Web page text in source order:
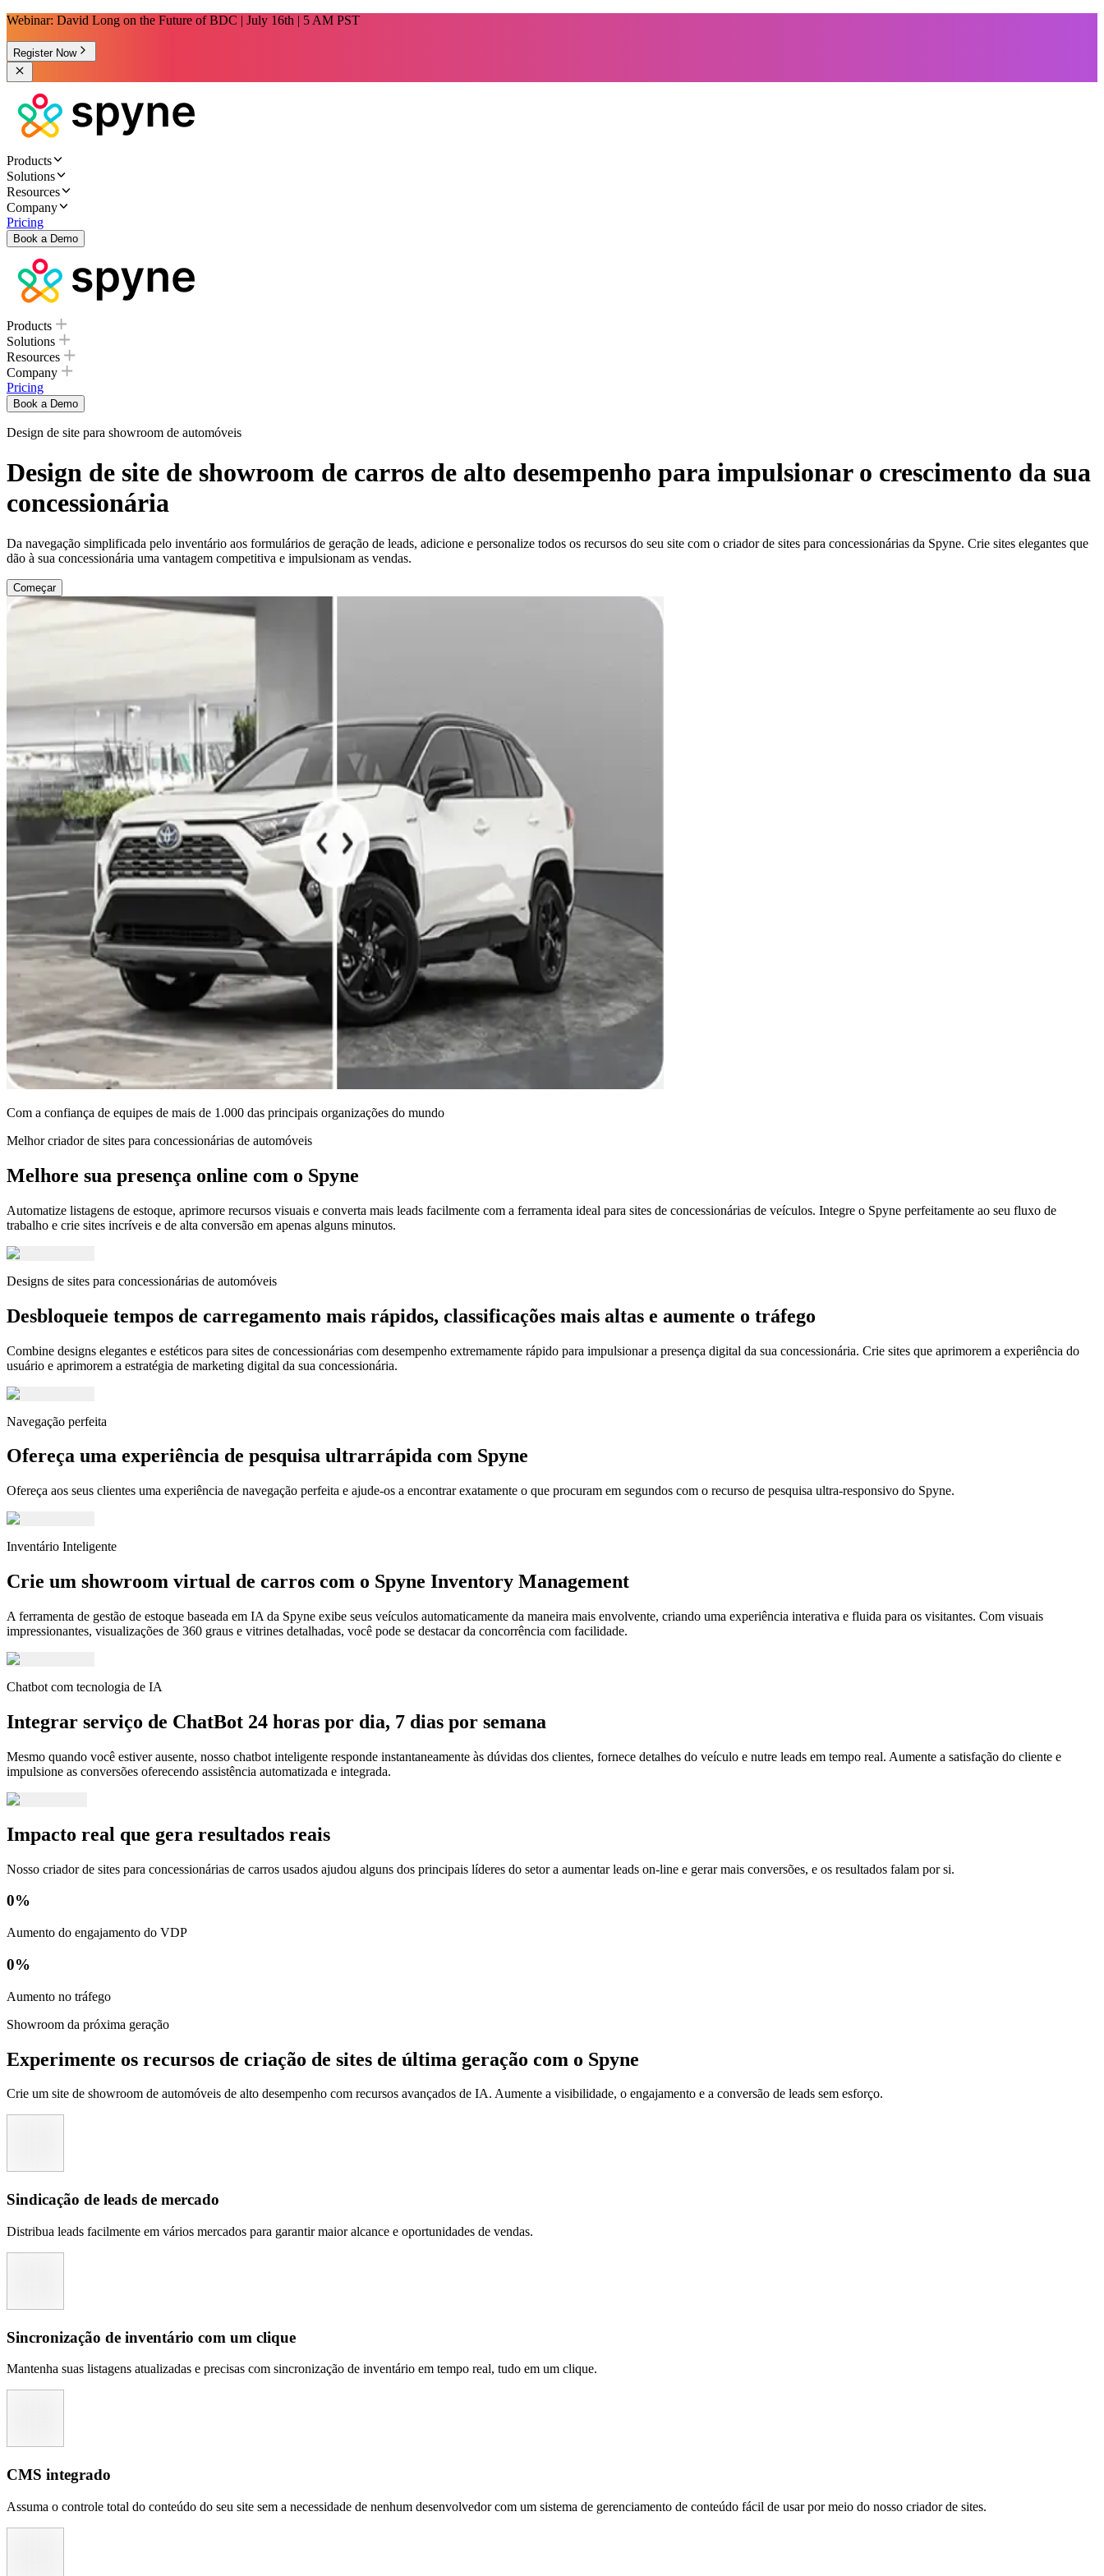
Webinar: David Long on the Future of BDC | July 16th | 5 AM PST
Register Now
Products
Solutions
Resources
Company
Pricing
Book a Demo
Products
Solutions
Resources
Company
Pricing
Book a Demo
Design de site para showroom de automóveis
Design de site de showroom de carros de alto desempenho para impulsionar o crescimento da sua
concessionária
Da navegação simplificada pelo inventário aos formulários de geração de leads, adicione e personalize todos os recursos do seu site com o criador de sites para concessionárias da Spyne. Crie sites elegantes que
dão à sua concessionária uma vantagem competitiva e impulsionam as vendas.
Começar
Com a confiança de equipes de mais de 1.000 das principais organizações do mundo
Melhor criador de sites para concessionárias de automóveis
Melhore sua presença online com o Spyne
Automatize listagens de estoque, aprimore recursos visuais e converta mais leads facilmente com a ferramenta ideal para sites de concessionárias de veículos. Integre o Spyne perfeitamente ao seu fluxo de
trabalho e crie sites incríveis e de alta conversão em apenas alguns minutos.
Designs de sites para concessionárias de automóveis
Desbloqueie tempos de carregamento mais rápidos, classificações mais altas e aumente o tráfego
Combine designs elegantes e estéticos para sites de concessionárias com desempenho extremamente rápido para impulsionar a presença digital da sua concessionária. Crie sites que aprimorem a experiência do
usuário e aprimorem a estratégia de marketing digital da sua concessionária.
Navegação perfeita
Ofereça uma experiência de pesquisa ultrarrápida com Spyne
Ofereça aos seus clientes uma experiência de navegação perfeita e ajude-os a encontrar exatamente o que procuram em segundos com o recurso de pesquisa ultra-responsivo do Spyne.
Inventário Inteligente
Crie um showroom virtual de carros com o Spyne Inventory Management
A ferramenta de gestão de estoque baseada em IA da Spyne exibe seus veículos automaticamente da maneira mais envolvente, criando uma experiência interativa e fluida para os visitantes. Com visuais
impressionantes, visualizações de 360 ​​graus e vitrines detalhadas, você pode se destacar da concorrência com facilidade.
Chatbot com tecnologia de IA
Integrar serviço de ChatBot 24 horas por dia, 7 dias por semana
Mesmo quando você estiver ausente, nosso chatbot inteligente responde instantaneamente às dúvidas dos clientes, fornece detalhes do veículo e nutre leads em tempo real. Aumente a satisfação do cliente e
impulsione as conversões oferecendo assistência automatizada e integrada.
Impacto real que gera resultados reais
Nosso criador de sites para concessionárias de carros usados ​​ajudou alguns dos principais líderes do setor a aumentar leads on-line e gerar mais conversões, e os resultados falam por si.
0%
Aumento do engajamento do VDP
0%
Aumento no tráfego
Showroom da próxima geração
Experimente os recursos de criação de sites de última geração com o Spyne
Crie um site de showroom de automóveis de alto desempenho com recursos avançados de IA. Aumente a visibilidade, o engajamento e a conversão de leads sem esforço.
Sindicação de leads de mercado
Distribua leads facilmente em vários mercados para garantir maior alcance e oportunidades de vendas.
Sincronização de inventário com um clique
Mantenha suas listagens atualizadas e precisas com sincronização de inventário em tempo real, tudo em um clique.
CMS integrado
Assuma o controle total do conteúdo do seu site sem a necessidade de nenhum desenvolvedor com um sistema de gerenciamento de conteúdo fácil de usar por meio do nosso criador de sites.